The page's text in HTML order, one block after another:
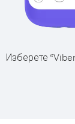
Изберете